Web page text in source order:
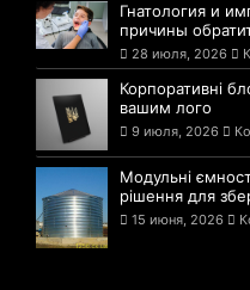
Гнатология и
причины
28 июля, 2026
Корпоративні
вашим лого
9 июля, 2026
Модульні
рішення для
15 июня, 2026